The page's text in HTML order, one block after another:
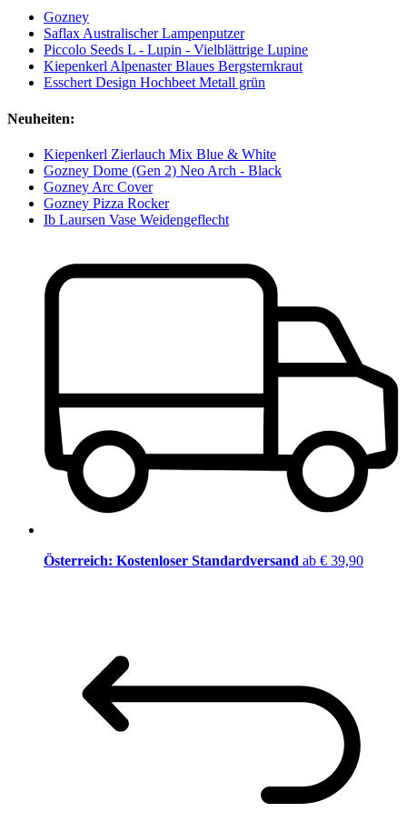
Gozney
Saflax Australischer Lampenputzer
Piccolo Seeds L - Lupin - Vielblättrige Lupine
Kiepenkerl Alpenaster Blaues Bergsternkraut
Esschert Design Hochbeet Metall grün
Neuheiten:
Kiepenkerl Zierlauch Mix Blue & White
Gozney Dome (Gen 2) Neo Arch - Black
Gozney Arc Cover
Gozney Pizza Rocker
Ib Laursen Vase Weidengeflecht
Österreich: Kostenloser Standardversand ab € 39,90